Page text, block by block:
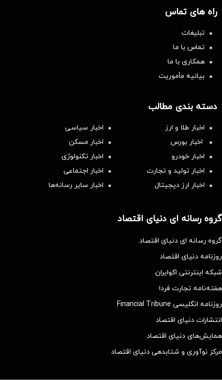
راه های تماس
تبلیغات
تماس با ما
همکاری با ما
بیانیه مأموریت
دسته بندی مطالب
اخبار طلا و ارز
اخبار سیاسی
اخبار بورس
اخبار مسکن
اخبار خودرو
اخبار تکنولوژی
اخبار تولید و تجارت
اخبار اجتماعی
اخبار ارز دیجیتال
اخبار سایر رسانه‌‌ها
گروه رسانه ای دنیای اقتصاد
گروه رسانه ای دنیای اقتصاد
روزنامه دنیای اقتصاد
شبکه اینترنتی اکوایران
هفته‌نامه تجارت فردا
روزنامه انگلیسی Financial Tribune
انتشارات دنیای اقتصاد
همایش‌های دنیای اقتصاد
مرکز نوآوری و شتابدهی دنیای اقتصاد